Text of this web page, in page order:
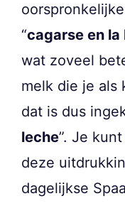
“cagarse en la
wat zoveel
melk die je als
dat is dus
leche”. Je
deze
dagelijkse